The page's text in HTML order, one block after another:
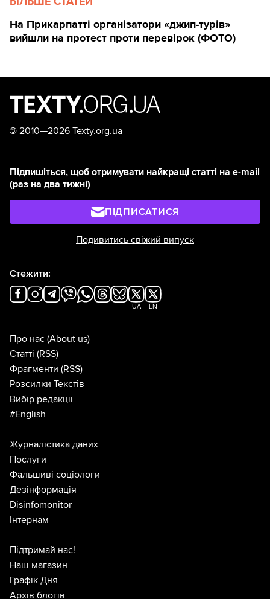
На Прикарпатті організатори «джип-турів»
вийшли на протест проти перевірок (ФОТО)
© 2010—2026 Texty.org.ua
Підпишіться, щоб отримувати найкращі статті на e-mail
(раз на два тижні)
ПІДПИСАТИСЯ
Подивитись свіжий випуск
Стежити:
UA EN
Про нас (About us)
Статті (RSS)
Фрагменти (RSS)
Розсилки Текстів
Вибір редакції
#English
Журналістика даних
Послуги
Фальшиві соціологи
Дезінформація
Disinfomonitor
Інтернам
Підтримай нас!
Наш магазин
Графік Дня
Архів блогів